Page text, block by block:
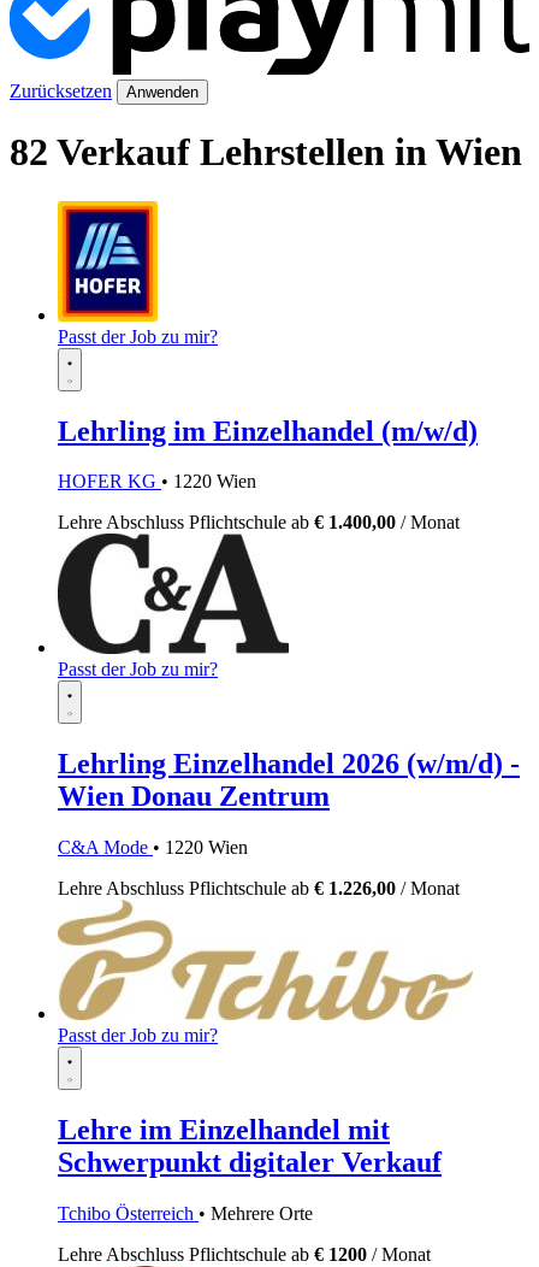
Zurücksetzen Anwenden
82 Verkauf Lehrstellen in Wien
Passt der Job zu mir?
Lehrling im Einzelhandel (m/w/d)
HOFER KG • 1220 Wien
LehreAbschluss Pflichtschule ab € 1.400,00 / Monat
Passt der Job zu mir?
Lehrling Einzelhandel 2026 (w/m/d) -
Wien Donau Zentrum
C&A Mode • 1220 Wien
Lehre Abschluss Pflichtschule ab € 1.226,00 / Monat
Passt der Job zu mir?
Lehre im Einzelhandel mit
Schwerpunkt digitaler Verkauf
Tchibo Österreich • Mehrere Orte
Lehre Abschluss Pflichtschule ab € 1200 / Monat